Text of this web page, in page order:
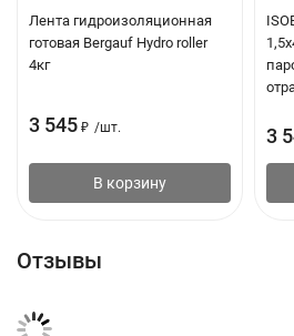
Лента гидроизоляционная
готовая Bergauf Hydro roller
4кг
3 545 ₽ /шт.
В корзину
3
Отзывы